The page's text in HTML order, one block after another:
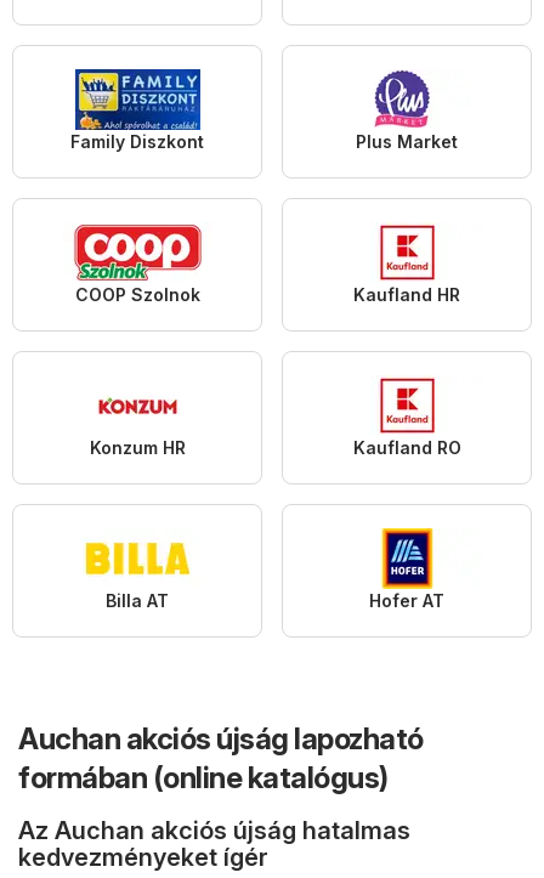
Family Diszkont Plus Market
COOP Szolnok Kaufland HR
Konzum HR Kaufland RO
Billa AT Hofer AT
Auchan akciós újság lapozható
formában (online katalógus)
Az Auchan akciós újság hatalmas
kedvezményeket ígér